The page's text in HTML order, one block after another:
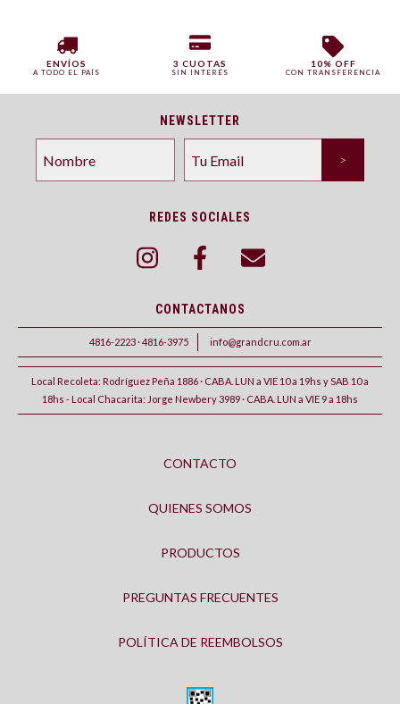
ENVÍOS
A TODO EL PAÍS
3 CUOTAS
SIN INTERÉS
10% OFF
CON TRANSFERENCIA
NEWSLETTER
REDES SOCIALES
CONTACTANOS
4816-2223 · 4816-3975 info@grandcru.com.ar
Local Recoleta: Rodríguez Peña 1886 · CABA. LUN a VIE 10 a 19hs y SAB 10 a
18hs - Local Chacarita: Jorge Newbery 3989 · CABA. LUN a VIE 9 a 18hs
CONTACTO
QUIENES SOMOS
PRODUCTOS
PREGUNTAS FRECUENTES
POLÍTICA DE REEMBOLSOS